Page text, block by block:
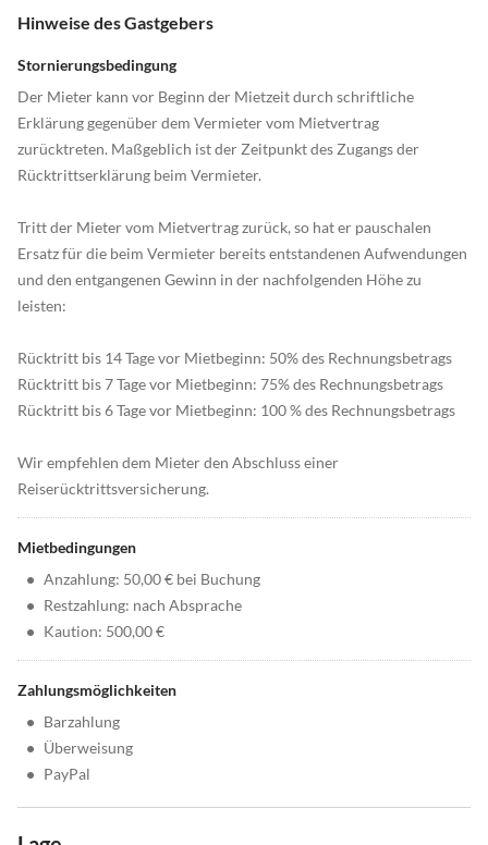
Hinweise des Gastgebers
Stornierungsbedingung
Der Mieter kann vor Beginn der Mietzeit durch schriftliche
Erklärung gegenüber dem Vermieter vom Mietvertrag
zurücktreten. Maßgeblich ist der Zeitpunkt des Zugangs der
Rücktrittserklärung beim Vermieter.
Tritt der Mieter vom Mietvertrag zurück, so hat er pauschalen
Ersatz für die beim Vermieter bereits entstandenen Aufwendungen
und den entgangenen Gewinn in der nachfolgenden Höhe zu
leisten:
Rücktritt bis 14 Tage vor Mietbeginn: 50% des Rechnungsbetrags
Rücktritt bis 7 Tage vor Mietbeginn: 75% des Rechnungsbetrags
Rücktritt bis 6 Tage vor Mietbeginn: 100 % des Rechnungsbetrags
Wir empfehlen dem Mieter den Abschluss einer
Reiserücktrittsversicherung.
Mietbedingungen
• Anzahlung: 50,00 € bei Buchung
• Restzahlung: nach Absprache
• Kaution: 500,00 €
Zahlungsmöglichkeiten
• Barzahlung
• Überweisung
• PayPal